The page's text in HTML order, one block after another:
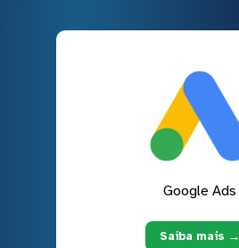
Google Ads
Saiba mais →